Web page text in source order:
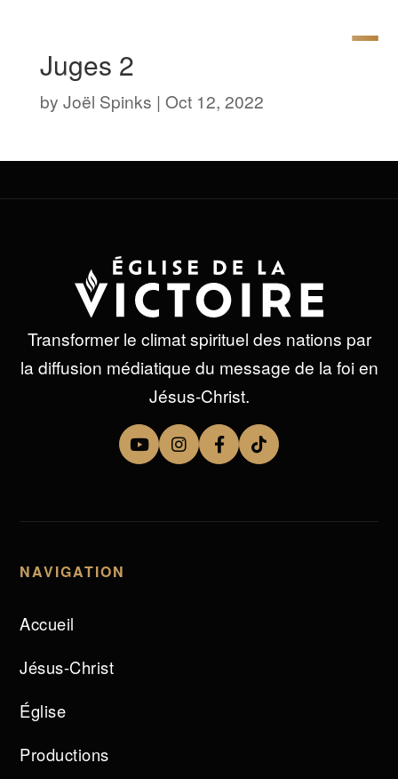
Juges 2
by Joël Spinks | Oct 12, 2022
Transformer le climat spirituel des nations par
la diffusion médiatique du message de la foi en
Jésus-Christ.
NAVIGATION
Accueil
Jésus-Christ
Église
Productions